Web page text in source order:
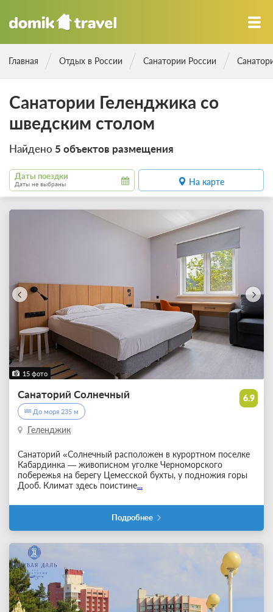
Главная Отдых в России Санатории России
Санатории Геленджика со
шведским столом
Найдено 5 объектов размещения
Даты поездки
Даты не выбраны На карте
15 фото
6.9
Санаторий Солнечный
До моря 235 м
Геленджик
Санаторий «Солнечный расположен в курортном поселке
Кабардинка — живописном уголке Черноморского
побережья на берегу Цемесской бухты, у подножия горы
Дооб. Климат здесь поистине...
Подробнее